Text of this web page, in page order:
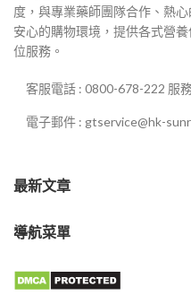
度，與專業藥師團隊合作、熱
安心的購物環境，提供各式營
位服務。
客服電話 : 0800-678-222 服
電子郵件 : gtservice@hk-
最新文章
導航菜單